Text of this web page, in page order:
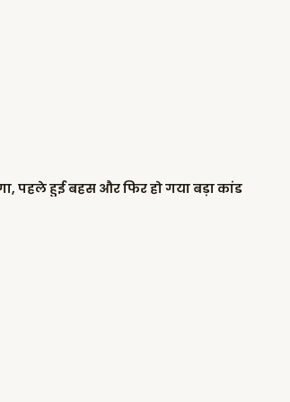
पहले हुई बहस और फिर हो गया बड़ा कांड